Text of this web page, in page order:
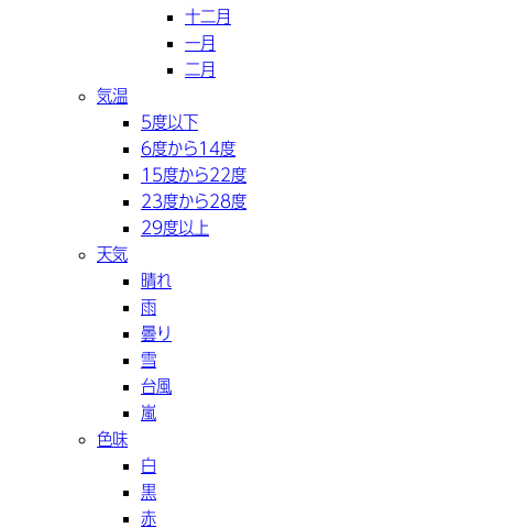
十二月
一月
二月
気温
5度以下
6度から14度
15度から22度
23度から28度
29度以上
天気
晴れ
雨
曇り
雪
台風
嵐
色味
白
黒
赤